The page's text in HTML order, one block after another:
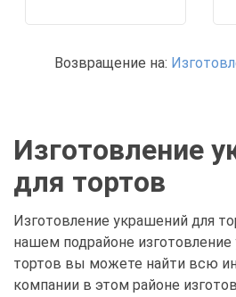
Возвращение на:
Изготовление
для тортов
Изготовление украшений для
нашем подрайоне
тортов вы можете найти всю
компании в этом районе